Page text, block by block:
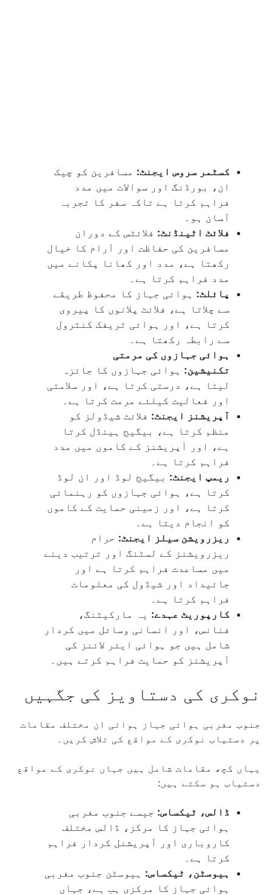
کسٹمر سروس ایجنٹ: مسافرین کو چیک
ان، بورڈنگ اور سوالات میں مدد
فراہم کرتا ہے تاکہ سفر کا تجربہ
آسان ہو۔
فلائٹ اٹینڈنٹ: فلائٹس کے دوران
مسافرین کی حفاظت اور آرام کا خیال
رکھتا ہے، مدد اور کھانا پکانے میں
مدد فراہم کرتا ہے۔
پائلٹ: ہوائی جہاز کا محفوظ طریقے
سے چلاتا ہے، فلائٹ پلانوں کا پیروی
کرتا ہے، اور ہوائی ٹریفک کنٹرول
سے رابطہ رکھتا ہے۔
ہوائی جہازوں کی مرمتی
تکنیشین: ہوائی جہازوں کا جائزہ
لیتا ہے، درستی کرتا ہے، اور سلامتی
اور فعالیت کیلئے مرمت کرتا ہے۔
آپریشنز ایجنٹ: فلائٹ شیڈولز کو
منظم کرتا ہے، بیگیج ہینڈل کرتا
ہے، اور آپریشنز کے کاموں میں مدد
فراہم کرتا ہے۔
ریمپ ایجنٹ: بیگیج لوڈ اور ان لوڈ
کرتا ہے، ہوائی جہازوں کو رہنمائی
کرتا ہے، اور زمینی حمایت کے کاموں
کو انجام دیتا ہے۔
ریزرویشن سیلز ایجنٹ: حرام
ریزرویشنز کے لسٹنگ اور ترتیب دینے
میں مساعدت فراہم کرتا ہے اور
جائیداد اور شیڈول کی معلومات
فراہم کرتا ہے۔
کارپوریٹ عہدے: یہ مارکیٹنگ،
فنانس، اور انسانی وسائل میں کردار
شامل ہیں جو ہوائی ایئر لائنز کی
آپریشنز کو حمایت فراہم کرتے ہیں۔
نوکری کی دستاویز کی جگہیں
جنوب مغربی ہوائی جہاز ہوائی ان مختلف مقامات
پر دستیاب نوکری کے مواقع کی تلاش کریں۔
یہاں کچھ مقامات شامل ہیں جہاں نوکری کے مواقع
دستیاب ہو سکتے ہیں:
ڈالس، ٹیکساس: جیسے جنوب مغربی
ہوائی جہاز کا مرکز، ڈالس مختلف
کاروباری اور آپریشنل کردار فراہم
کرتا ہے۔
ہیوسٹن، ٹیکساس: ہیوسٹن جنوب مغربی
ہوائی جہاز کا مرکزی ہب ہے، جہاں